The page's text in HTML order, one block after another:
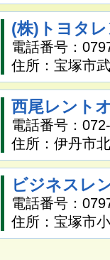
(株)トヨタ
電話番号：
住所：宝塚市
西尾レント
電話番号：
住所：伊丹市
ビジネスレ
電話番号：
住所：宝塚市